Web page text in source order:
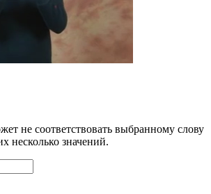
не соответствовать выбранному слову
несколько значений.